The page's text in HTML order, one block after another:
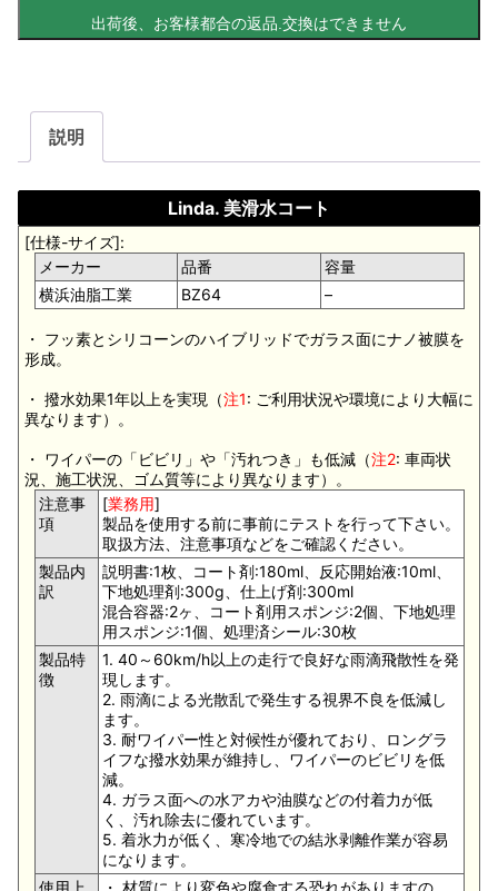
説明
Linda. 美滑水コート
[仕様-サイズ]:
メーカー
品番
容量
横浜油脂工業
BZ64 –
・ フッ素とシリコーンのハイブリッドでガラス面にナノ被膜を
形成。
・ 撥水効果1年以上を実現（注1: ご利用状況や環境により大幅に
異なります）。
・ ワイパーの「ビビリ」や「汚れつき」も低減（注2: 車両状
況、施工状況、ゴム質等により異なります）。
注意事
項
[業務用]
製品を使用する前に事前にテストを行って下さい。
取扱方法、注意事項などをご確認ください。
製品内
訳
説明書:1枚、コート剤:180ml、反応開始液:10ml、
下地処理剤:300g、仕上げ剤:300ml
混合容器:2ヶ、コート剤用スポンジ:2個、下地処理
用スポンジ:1個、処理済シール:30枚
製品特
徴
1. 40～60km/h以上の走行で良好な雨滴飛散性を発
現します。
2. 雨滴による光散乱で発生する視界不良を低減し
ます。
3. 耐ワイパー性と対候性が優れており、ロングラ
イフな撥水効果が維持し、ワイパーのビビリを低
減。
4. ガラス面への水アカや油膜などの付着力が低
く、汚れ除去に優れています。
5. 着氷力が低く、寒冷地での結氷剥離作業が容易
になります。